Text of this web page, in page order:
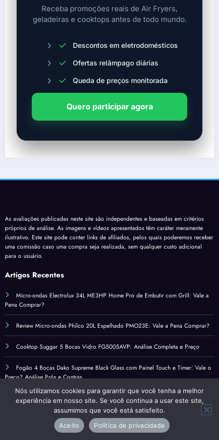
Receba promoções reais de Air Fryers,
geladeiras e cooktops antes de todo mundo.
Descontos em eletrodomésticos
Ofertas relâmpago diárias
Queda de preços monitorada
Quero participar agora
As avaliações publicadas neste site são independentes e baseadas em critérios
próprios de análise. As imagens e vídeos apresentados têm caráter meramente
ilustrativo. Este site pode conter links de afiliados, pelos quais poderemos receber
uma comissão caso uma compra seja realizada, sem qualquer custo adicional
para o usuário.
Artigos Recentes
Micro-ondas Electrolux 34L ME3HP Home Pro de Embutir com Grill: Vale a
Pena Comprar?
Review Micro-ondas Philco 20L Espelhado PMO23E: Vale a Pena Comprar?
Cooktop Suggar 5 Bocas Vidro FG5005AVP: Análise Completa e Preço
Fogão 4 Bocas Dako Supreme Black Glass com Painel Touch e Timer: Vale o
Preço? Análise Prós e Contras
Contato
Política de Privacidade – Review Cozinhas
Nós utilizamos cookies para garantir que você tenha a melhor
experiência em nosso site. Se você continua a usar este site,
assumimos que você está satisfeito.
Aceito
Política de privacidade